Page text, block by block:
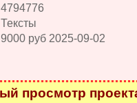
4794776
Тексты
9000 руб 2025-09-02
просмотр